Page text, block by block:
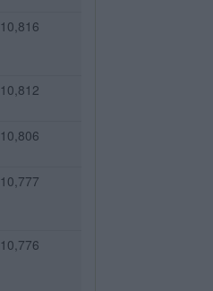
10,816
10,812
10,806
10,777
10,776